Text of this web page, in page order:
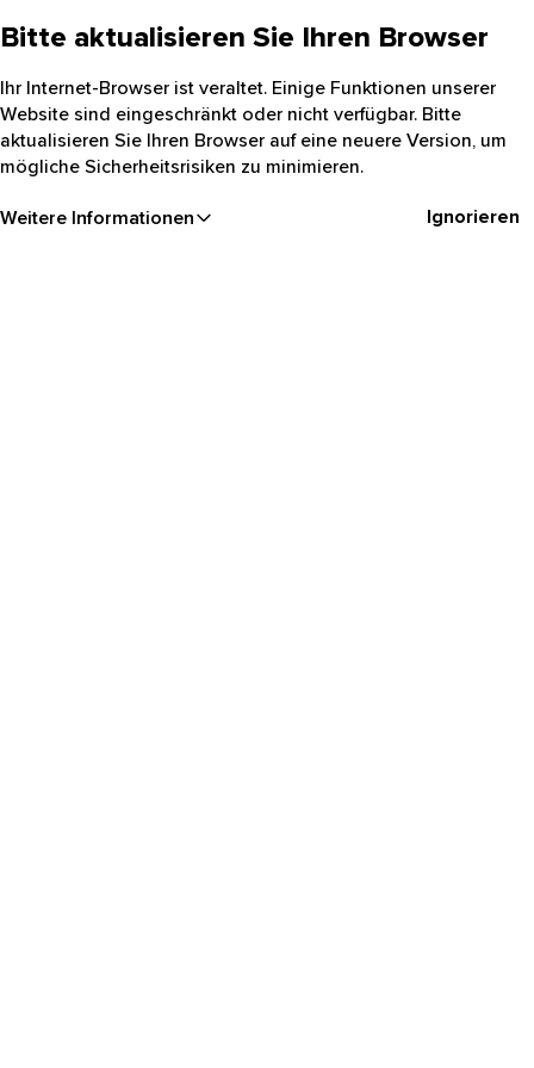
Bitte aktualisieren Sie Ihren Browser
Ihr Internet-Browser ist veraltet. Einige Funktionen unserer
Website sind eingeschränkt oder nicht verfügbar. Bitte
aktualisieren Sie Ihren Browser auf eine neuere Version, um
mögliche Sicherheitsrisiken zu minimieren.
Weitere Informationen Ignorieren